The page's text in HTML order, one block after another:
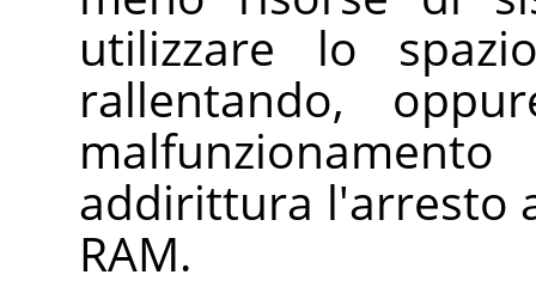
utilizzare lo
rallentando,
addirittura l'arresto
RAM.